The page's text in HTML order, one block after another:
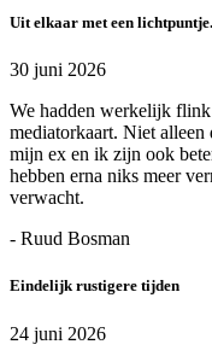
Uit elkaar met een lichtpuntje.
30 juni 2026
We hadden werkelijk
mediatorkaart. Niet alleen
mijn ex en ik zijn ook
hebben erna niks meer
verwacht.
- Ruud Bosman
Eindelijk rustigere tijden
24 juni 2026